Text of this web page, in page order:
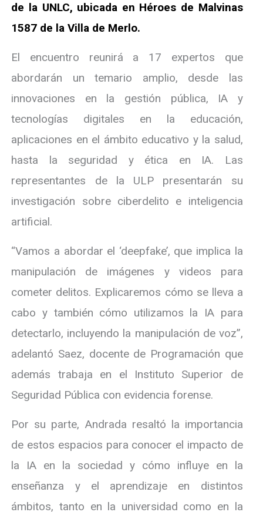
de la UNLC, ubicada en Héroes de Malvinas
1587 de la Villa de Merlo.
El encuentro reunirá a 17 expertos que
abordarán un temario amplio, desde las
innovaciones en la gestión pública, IA y
tecnologías digitales en la educación,
aplicaciones en el ámbito educativo y la salud,
hasta la seguridad y ética en IA. Las
representantes de la ULP presentarán su
investigación sobre ciberdelito e inteligencia
artificial.
“Vamos a abordar el ‘deepfake’, que implica la
manipulación de imágenes y videos para
cometer delitos. Explicaremos cómo se lleva a
cabo y también cómo utilizamos la IA para
detectarlo, incluyendo la manipulación de voz”,
adelantó Saez, docente de Programación que
además trabaja en el Instituto Superior de
Seguridad Pública con evidencia forense.
Por su parte, Andrada resaltó la importancia
de estos espacios para conocer el impacto de
la IA en la sociedad y cómo influye en la
enseñanza y el aprendizaje en distintos
ámbitos, tanto en la universidad como en la